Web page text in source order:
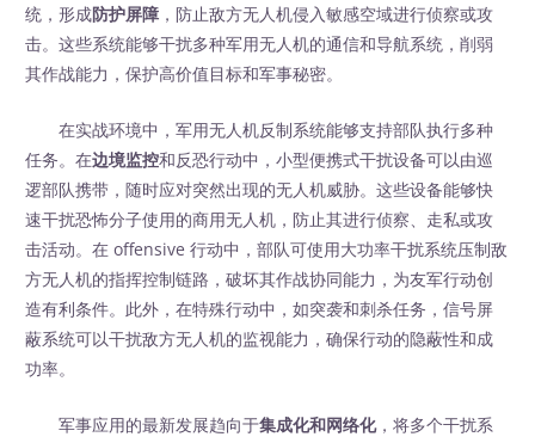
统，形成防护屏障 ，防止敌方无人机侵入敏感空域进行侦察或攻
击。这些系统能够干扰多种军用无人机的通信和导航系统，削弱
其作战能力，保护高价值目标和军事秘密。
在实战环境中，军用无人机反制系统能够支持部队执行多种
任务。在边境监控和反恐行动中，小型便携式干扰设备可以由巡
逻部队携带，随时应对突然出现的无人机威胁。这些设备能够快
速干扰恐怖分子使用的商用无人机，防止其进行侦察、走私或攻
击活动。在 offensive 行动中，部队可使用大功率干扰系统压制敌
方无人机的指挥控制链路，破坏其作战协同能力，为友军行动创
造有利条件。此外，在特殊行动中，如突袭和刺杀任务，信号屏
蔽系统可以干扰敌方无人机的监视能力，确保行动的隐蔽性和成
功率。
军事应用的最新发展趋向于集成化和网络化，将多个干扰系